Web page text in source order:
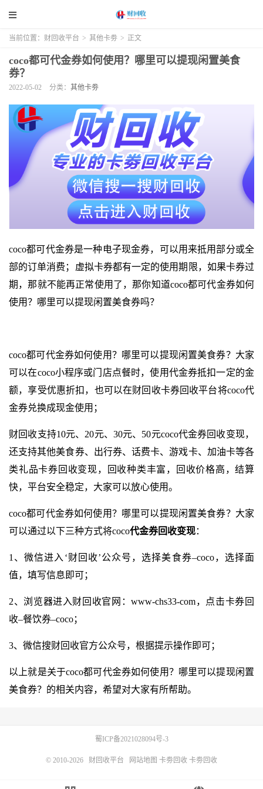
当前位置： 财回收平台 > 其他卡劵 > 正文
coco都可代金券如何使用？哪里可以提现闲置美食
券？
2022-05-02 分类： 其他卡劵
coco都可代金券是一种电子现金券，可以用来抵用部分或全
部的订单消费；虚拟卡券都有一定的使用期限，如果卡券过
期，那就不能再正常使用了，那你知道coco都可代金券如何
使用？哪里可以提现闲置美食券吗？
coco都可代金券如何使用？哪里可以提现闲置美食券？大家
可以在coco小程序或门店点餐时，使用代金券抵扣一定的金
额，享受优惠折扣，也可以在财回收卡券回收平台将coco代
金券兑换成现金使用；
财回收支持10元、20元、30元、50元coco代金券回收变现，
还支持其他美食券、出行券、话费卡、游戏卡、加油卡等各
类礼品卡券回收变现，回收种类丰富，回收价格高，结算
快，平台安全稳定，大家可以放心使用。
coco都可代金券如何使用？哪里可以提现闲置美食券？大家
可以通过以下三种方式将coco代金券回收变现：
1、微信进入‘财回收’公众号，选择美食券–coco，选择面
值，填写信息即可；
2、浏览器进入财回收官网：www-chs33-com，点击卡券回
收–餐饮券–coco；
3、微信搜财回收官方公众号，根据提示操作即可；
以上就是关于coco都可代金券如何使用？哪里可以提现闲置
美食券？的相关内容，希望对大家有所帮助。
蜀ICP备2021028094号-3
© 2010-2026 财回收平台 网站地图 卡劵回收 卡劵回收